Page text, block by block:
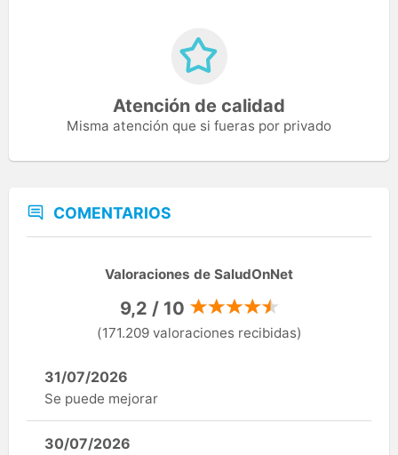
Atención de calidad
Misma atención que si fueras por privado
COMENTARIOS
Valoraciones de SaludOnNet
9,2 / 10
(171.209 valoraciones recibidas)
31/07/2026
Se puede mejorar
30/07/2026